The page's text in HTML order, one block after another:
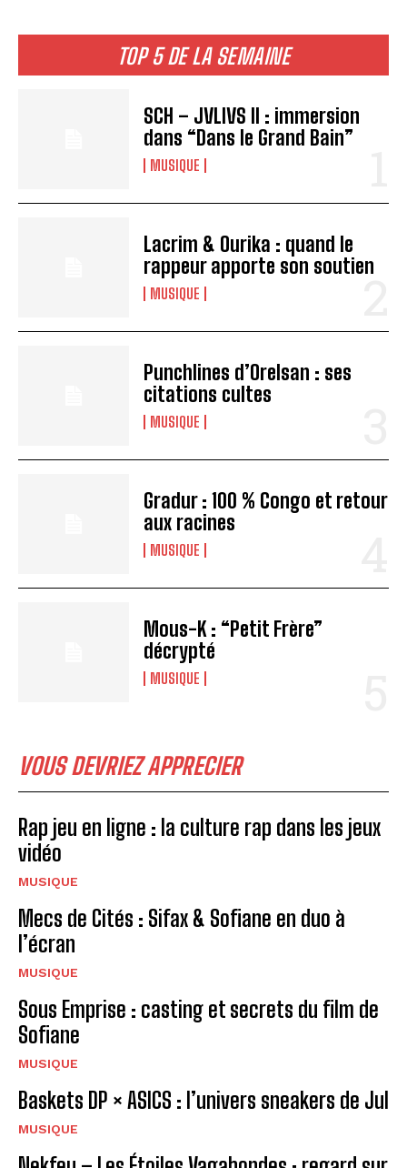
TOP 5 DE LA SEMAINE
SCH – JVLIVS II : immersion
dans “Dans le Grand Bain”
MUSIQUE
Lacrim & Ourika : quand le
rappeur apporte son soutien
MUSIQUE
Punchlines d’Orelsan : ses
citations cultes
MUSIQUE
Gradur : 100 % Congo et retour
aux racines
MUSIQUE
Mous-K : “Petit Frère”
décrypté
MUSIQUE
VOUS DEVRIEZ APPRECIER
Rap jeu en ligne : la culture rap dans les jeux
vidéo
MUSIQUE
Mecs de Cités : Sifax & Sofiane en duo à
l’écran
MUSIQUE
Sous Emprise : casting et secrets du film de
Sofiane
MUSIQUE
Baskets DP × ASICS : l’univers sneakers de Jul
MUSIQUE